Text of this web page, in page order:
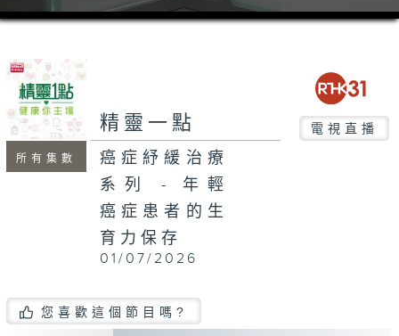
0
seconds
minutes,
16
seconds
所有集數
精靈一點 電視直播
癌症紓緩治療
系列 - 年輕
癌症患者的生
育力保存
01/07/2026
您喜歡這個節目嗎?